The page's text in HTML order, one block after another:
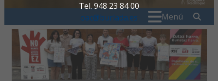
Tel. 948 23 84 00
oac@burlada.es
Menú